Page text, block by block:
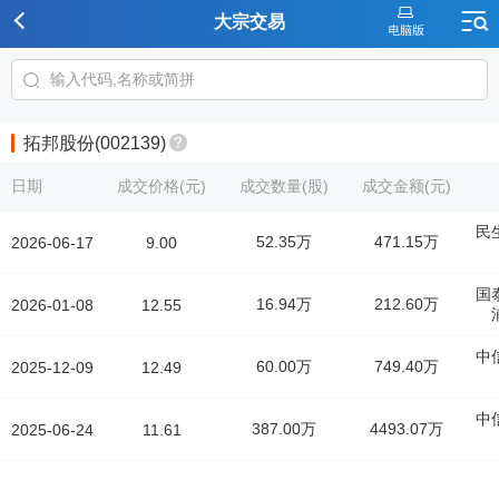
大宗交易
拓邦股份(002139)
日期
2026-06-17
2026-01-08
2025-12-09
2025-06-24
成交价格(元) 成交数量(股) 成交金额(元)
9.00 52.35万 471.15万
民
12.55 16.94万 212.60万
国
12.49 60.00万 749.40万
中
11.61 387.00万 4493.07万
中